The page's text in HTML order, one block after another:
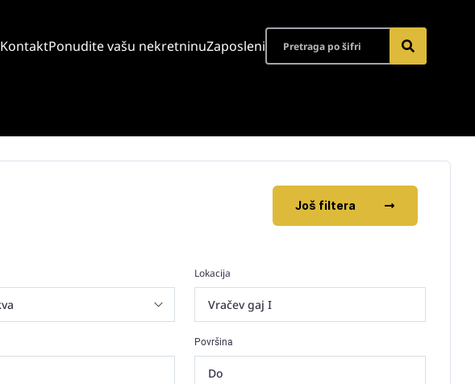
KontaktPonudite vašu nekretninuZaposleni
Još filtera
Lokacija
Vračev gaj I
Površina